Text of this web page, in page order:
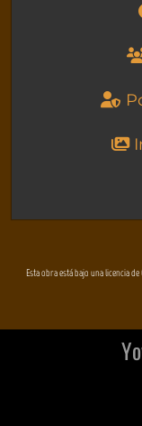
Esta obra está bajo una licencia